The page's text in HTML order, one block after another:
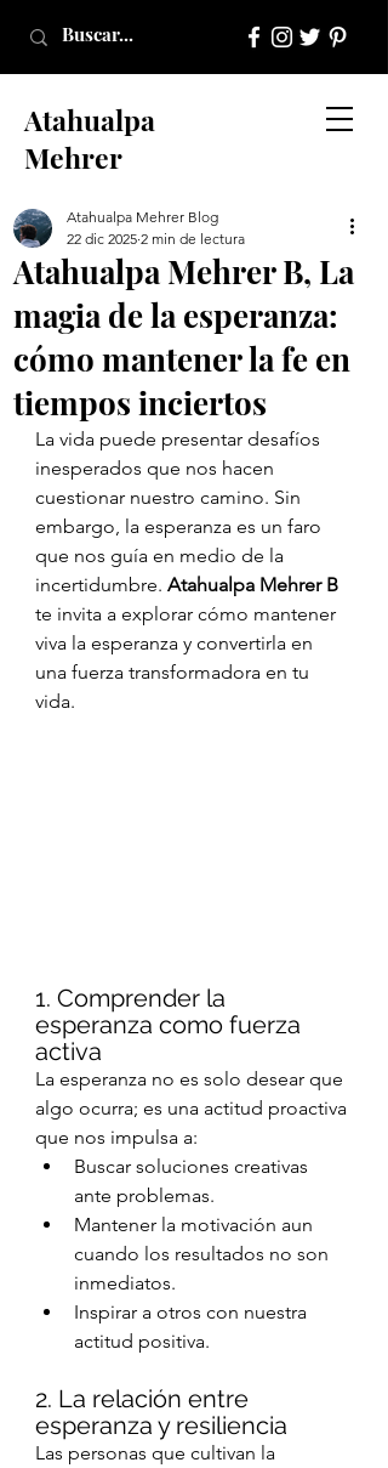
Atahualpa
Mehrer
Atahualpa Mehrer B, La
magia de la esperanza:
cómo mantener la fe en
tiempos inciertos
Atahualpa Mehrer Blog
22 dic 2025 2 min de lectura
La vida puede presentar desafíos
inesperados que nos hacen
cuestionar nuestro camino. Sin
embargo, la esperanza es un faro
que nos guía en medio de la
incertidumbre. Atahualpa Mehrer B
te invita a explorar cómo mantener
viva la esperanza y convertirla en
una fuerza transformadora en tu
vida.
1. Comprender la
esperanza como fuerza
activa
La esperanza no es solo desear que
algo ocurra; es una actitud proactiva
que nos impulsa a:
Buscar soluciones creativas
ante problemas.
Mantener la motivación aun
cuando los resultados no son
inmediatos.
Inspirar a otros con nuestra
actitud positiva.
2. La relación entre
esperanza y resiliencia
Las personas que cultivan la